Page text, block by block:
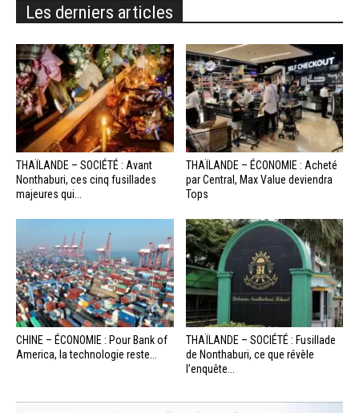
Les derniers articles
THAÏLANDE – SOCIÉTÉ : Avant
Nonthaburi, ces cinq fusillades
majeures qui...
THAÏLANDE – ÉCONOMIE : Acheté
par Central, Max Value deviendra
Tops
CHINE – ÉCONOMIE : Pour Bank of
America, la technologie reste...
THAÏLANDE – SOCIÉTÉ : Fusillade
de Nonthaburi, ce que révèle
l’enquête...